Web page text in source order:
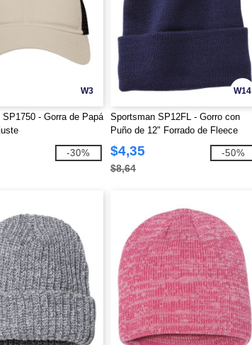
W3
- Gorra de Papá
-30%
W14
Sportsman SP12FL - Gorro con
Puño de 12" Forrado de Fleece
$4,35
$8,64
-50%